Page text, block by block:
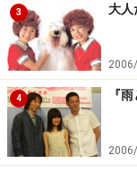
3 大人
4 『